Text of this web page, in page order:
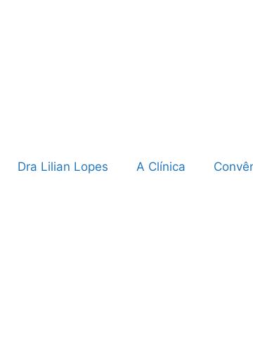
Dra Lilian Lopes A Clínica